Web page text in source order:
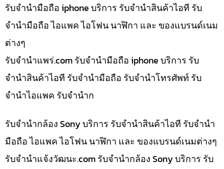
รับจำนำมือถือ iphone บริการ รับจำนำสินค้าไอที รับ
จำนำมือถือ ไอแพค ไอโฟน นาฬิกา และ ของแบรนด์เนม
ต่างๆ
รับจํานําแพร่.com รับจำนำมือถือ iphone บริการ รับ
จำนำสินค้าไอที รับจำนำมือถือ รับจำนำโทรศัพท์ รับ
จำนำไอแพค รับจำนำก
รับจำนำกล้อง Sony บริการ รับจำนำสินค้าไอที รับจำนำ
มือถือ ไอแพค ไอโฟน นาฬิกา และ ของแบรนด์เนมต่างๆ
รับจํานําแจ้งวัฒนะ.com รับจำนำกล้อง Sony บริการ รับ